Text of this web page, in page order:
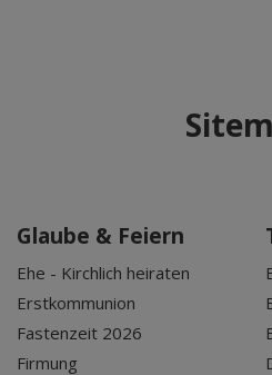
Glaube & Feiern
Ehe - Kirchlich heiraten
Erstkommunion
Fastenzeit 2026
Firmung